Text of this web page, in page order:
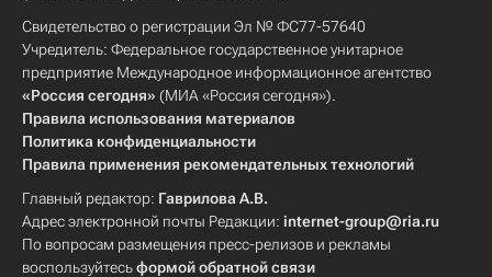
Свидетельство о регистрации Эл № ФС77-57640
Учредитель: Федеральное государственное унитарное
предприятие Международное информационное агентство
«Россия сегодня» (МИА «Россия сегодня»).
Правила использования материалов
Политика конфиденциальности
Правила применения рекомендательных технологий
Главный редактор: Гаврилова А.В.
Адрес электронной почты Редакции: internet-group@ria.ru
По вопросам размещения пресс-релизов и рекламы
воспользуйтесьформой обратной связи